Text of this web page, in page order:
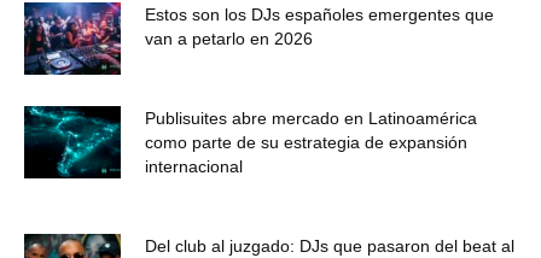
Estos son los DJs españoles emergentes que
van a petarlo en 2026
Publisuites abre mercado en Latinoamérica
como parte de su estrategia de expansión
internacional
Del club al juzgado: DJs que pasaron del beat al